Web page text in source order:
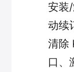
安装
动续
清除
口、